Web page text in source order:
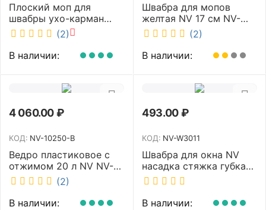
Плоский моп для
швабры ухо-карман
белый 40 см NV MF-M-
40/C
(2)
В наличии:
Швабра для мопов
желтая NV 17 см NV-
MOP107Y (2)
В наличии:
4 060.00₽
КОД: NV-10250-B
Ведро пластиковое с
отжимом 20 л NV NV-
10250-B
(2)
В наличии:
493.00₽
КОД: NV-W3011
Швабра для окна NV
насадка стяжка губка
30 см телескопическая
рукоятка 70-110 см NV-
W3011
В наличии: